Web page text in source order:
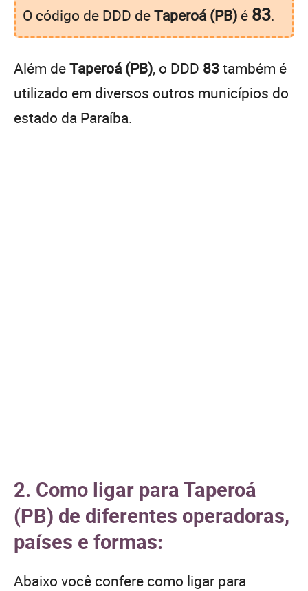
O código de DDD deTaperoá (PB) é 83.
Além deTaperoá (PB), o DDD 83também é
utilizado em diversos outros municípios do
estado da Paraíba.
2. Como ligar para Taperoá
(PB) de diferentes operadoras,
países e formas:
Abaixo você confere como ligar para